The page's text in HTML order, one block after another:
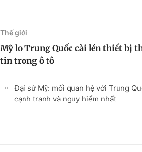
Thế giới
Mỹ lo Trung Quốc cài lén thiết bị
tin trong ô tô
Đại sứ Mỹ: mối quan hệ với Trung
cạnh tranh và nguy hiểm nhất